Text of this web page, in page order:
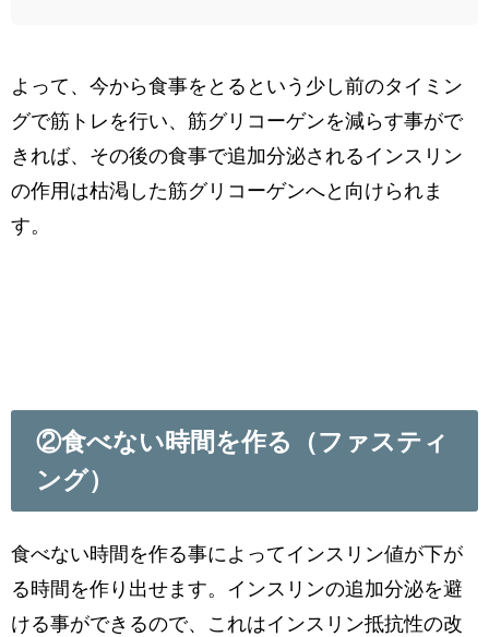
よって、今から食事をとるという少し前のタイミン
グで筋トレを行い、筋グリコーゲンを減らす事がで
きれば、その後の食事で追加分泌されるインスリン
の作用は枯渇した筋グリコーゲンへと向けられま
す。
②食べない時間を作る（ファスティ
ング）
食べない時間を作る事によってインスリン値が下が
る時間を作り出せます。インスリンの追加分泌を避
ける事ができるので、これはインスリン抵抗性の改